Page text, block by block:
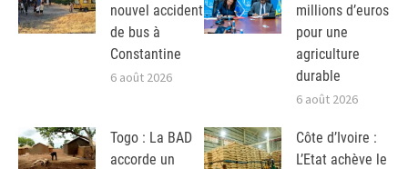
nouvel accident
de bus à
Constantine
6 août 2026
millions d’euros
pour une
agriculture
durable
6 août 2026
Togo : La BAD
accorde un
Côte d’Ivoire :
L’Etat achève le